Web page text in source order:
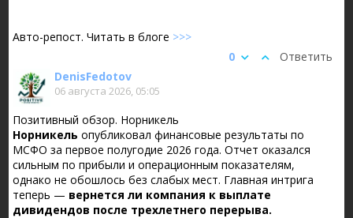
Авто-репост. Читать в блоге >>>
Ответить
0
DenisFedotov
06 августа 2026, 05:05
Позитивный обзор. Норникель
Норникель опубликовал финансовые результаты по
МСФО за первое полугодие 2026 года. Отчет оказался
сильным по прибыли и операционным показателям,
однако не обошлось без слабых мест. Главная интрига
теперь — вернется ли компания к выплате
дивидендов после трехлетнего перерыва.